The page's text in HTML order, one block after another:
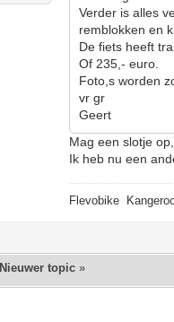
Verder is alles
remblokken en
De fiets heeft
Of 235,- euro.
Foto,s worden
vr gr
Geert
Mag een slotje
Ik heb nu een
Flevobike
Nieuwer topic »